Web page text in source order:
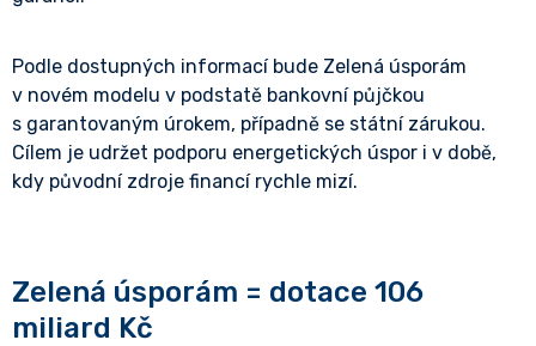
Podle dostupných informací bude Zelená úsporám
v novém modelu v podstatě bankovní půjčkou
s garantovaným úrokem, případně se státní zárukou.
Cílem je udržet podporu energetických úspor i v době,
kdy původní zdroje financí rychle mizí.
Zelená úsporám = dotace 106
miliard Kč